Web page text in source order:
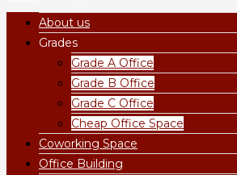
About us
Grades
Grade A Office
Grade B Office
Grade C Office
Cheap Office Space
Coworking Space
Office Building